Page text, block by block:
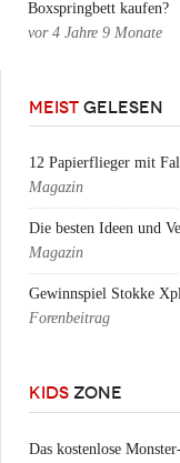
Boxspringbett kaufen?
vor 4 Jahre 9 Monate
MEIST GELESEN
12 Papierflieger mit
Magazin
Die besten Ideen und
Magazin
Gewinnspiel Stokke
Forenbeitrag
KIDS ZONE
Das kostenlose